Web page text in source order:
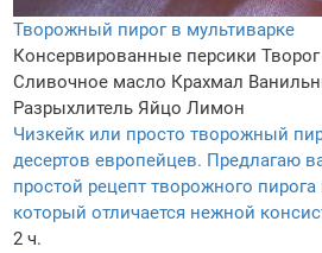
Творожный пирог в мультиварке
Консервированные персики Творог
Сливочное масло Крахмал
Разрыхлитель Яйцо Лимон
Чизкейк или просто творожный
десертов европейцев. Предлагаю
простой рецепт творожного пирога
который отличается нежной
2 ч.